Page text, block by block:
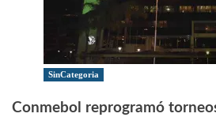
Sudamericana
suspendidas
hasta
el
de
SinCategoria
Conmebol reprogramó